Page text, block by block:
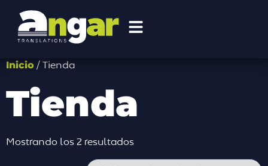
Inicio / Tienda
Tienda
Mostrando los 2 resultados